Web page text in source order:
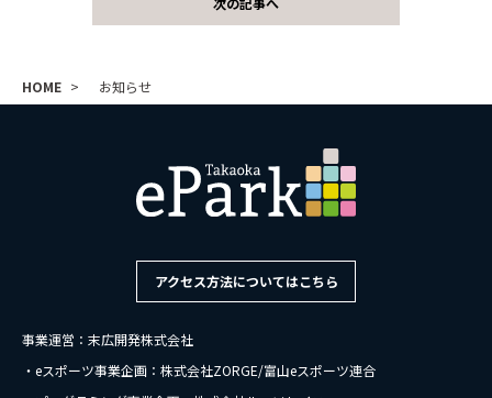
HOME お知らせ
アクセス方法についてはこちら
事業運営：末広開発株式会社
・eスポーツ事業企画：株式会社ZORGE/富山eスポーツ連合